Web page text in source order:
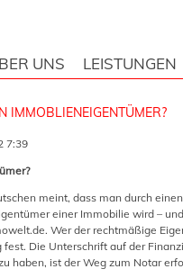
UNS LEISTUNGEN
IMMOBLIENEIGENTÜMER?
7:39
meint, dass man durch
einer Immobilie wird –
Wer der rechtmäßige
fest. Die Unterschrift auf der
haben, ist der Weg zum Notar